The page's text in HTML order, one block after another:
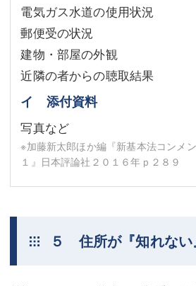
電気ガス水道の使用状況
郵便受の状況
建物・部屋の外観
近隣の者からの聴取結果
イ 添付資料
写真など
※加藤新太郎ほか編『新基本法コンメ
１』日本評論社２０１６年ｐ２８９
５ 住所が『知れない